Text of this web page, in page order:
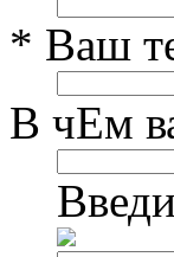
* Ваш
В чЕм